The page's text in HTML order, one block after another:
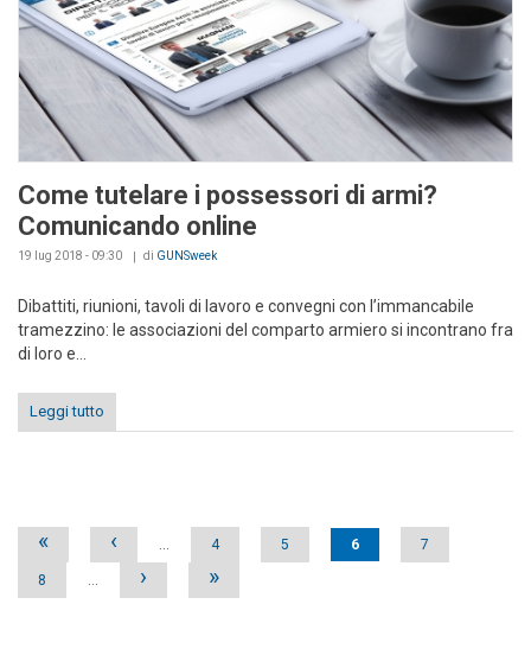
Come tutelare i possessori di armi?
Comunicando online
19 lug 2018 - 09:30 di GUNSweek
Dibattiti, riunioni, tavoli di lavoro e convegni con l’immancabile
tramezzino: le associazioni del comparto armiero si incontrano fra
di loro e...
Leggi tutto
Pages
« ‹ … 4 5 6 7
8 … › »